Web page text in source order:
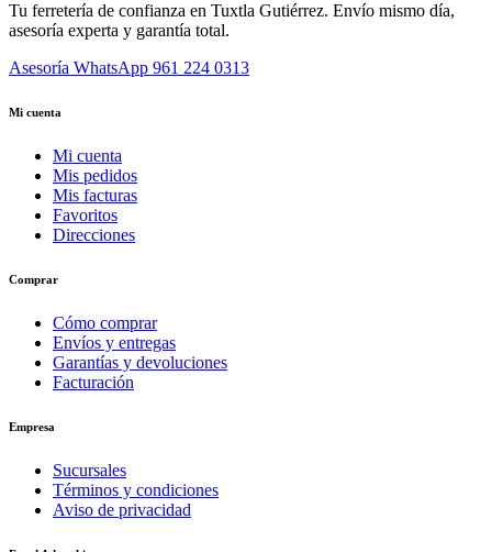
Tu ferretería de confianza en Tuxtla Gutiérrez. Envío mismo día,
asesoría experta y garantía total.
Asesoría WhatsApp 961 224 0313
Mi cuenta
Mi cuenta
Mis pedidos
Mis facturas
Favoritos
Direcciones
Comprar
Cómo comprar
Envíos y entregas
Garantías y devoluciones
Facturación
Empresa
Sucursales
Términos y condiciones
Aviso de privacidad